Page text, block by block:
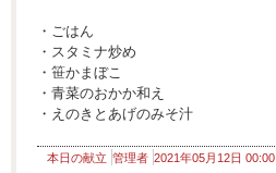
・ごはん
・スタミナ炒め
・笹かまぼこ
・青菜のおかか和え
・えのきとあげのみそ汁
本日の献立 管理者 2021年05月12日 00:00